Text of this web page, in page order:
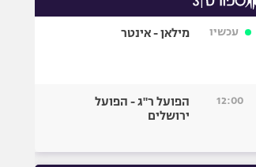
עכשיו מילאן - אינטר
12:00
הפועל ר"ג - הפועל
ירושלים